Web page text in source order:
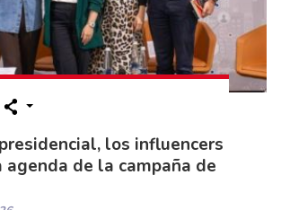
los influencers
agenda de la campaña de